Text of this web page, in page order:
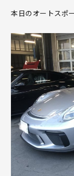
本日のオートスポ